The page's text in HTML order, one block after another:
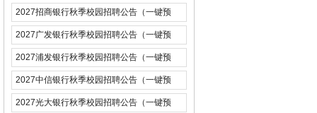
约）
2027招商银行秋季校园招聘公告（一键预
约）
2027广发银行秋季校园招聘公告（一键预
约）
2027浦发银行秋季校园招聘公告（一键预
约）
2027中信银行秋季校园招聘公告（一键预
约）
2027光大银行秋季校园招聘公告（一键预